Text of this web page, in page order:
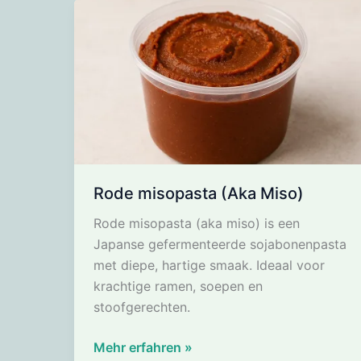
Rode misopasta (Aka Miso)
Rode misopasta (aka miso) is een
Japanse gefermenteerde sojabonenpasta
met diepe, hartige smaak. Ideaal voor
krachtige ramen, soepen en
stoofgerechten.
Rode
Mehr erfahren »